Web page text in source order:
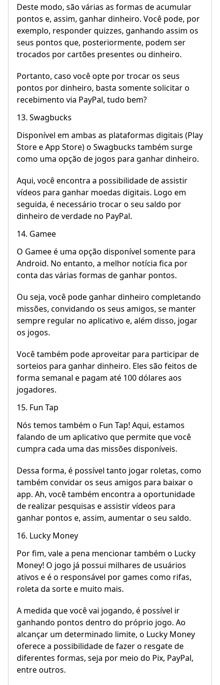
Deste modo, são várias as formas de acumular
pontos e, assim, ganhar dinheiro. Você pode, por
exemplo, responder quizzes, ganhando assim os
seus pontos que, posteriormente, podem ser
trocados por cartões presentes ou dinheiro.
Portanto, caso você opte por trocar os seus
pontos por dinheiro, basta somente solicitar o
recebimento via PayPal, tudo bem?
13. Swagbucks
Disponível em ambas as plataformas digitais (Play
Store e App Store) o Swagbucks também surge
como uma opção de jogos para ganhar dinheiro.
Aqui, você encontra a possibilidade de assistir
vídeos para ganhar moedas digitais. Logo em
seguida, é necessário trocar o seu saldo por
dinheiro de verdade no PayPal.
14. Gamee
O Gamee é uma opção disponível somente para
Android. No entanto, a melhor notícia fica por
conta das várias formas de ganhar pontos.
Ou seja, você pode ganhar dinheiro completando
missões, convidando os seus amigos, se manter
sempre regular no aplicativo e, além disso, jogar
os jogos.
Você também pode aproveitar para participar de
sorteios para ganhar dinheiro. Eles são feitos de
forma semanal e pagam até 100 dólares aos
jogadores.
15. Fun Tap
Nós temos também o Fun Tap! Aqui, estamos
falando de um aplicativo que permite que você
cumpra cada uma das missões disponíveis.
Dessa forma, é possível tanto jogar roletas, como
também convidar os seus amigos para baixar o
app. Ah, você também encontra a oportunidade
de realizar pesquisas e assistir vídeos para
ganhar pontos e, assim, aumentar o seu saldo.
16. Lucky Money
Por fim, vale a pena mencionar também o Lucky
Money! O jogo já possui milhares de usuários
ativos e é o responsável por games como rifas,
roleta da sorte e muito mais.
A medida que você vai jogando, é possível ir
ganhando pontos dentro do próprio jogo. Ao
alcançar um determinado limite, o Lucky Money
oferece a possibilidade de fazer o resgate de
diferentes formas, seja por meio do Pix, PayPal,
entre outros.